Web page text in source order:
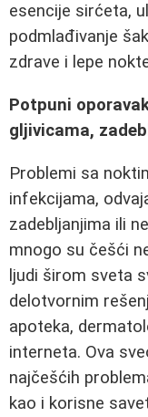
esencije sirćeta,
podmlađivanje
zdrave i lepe
Potpuni
gljivicama,
Problemi sa
infekcijama,
zadebljanjima ili
mnogo su češći
ljudi širom sveta
delotvornim
apoteka,
interneta. Ova
najčešćih
kao i korisne